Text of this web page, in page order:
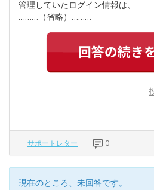
管理していたログイン情報は、
………（省略）………
サポートレター 0
現在のところ、未回答です。